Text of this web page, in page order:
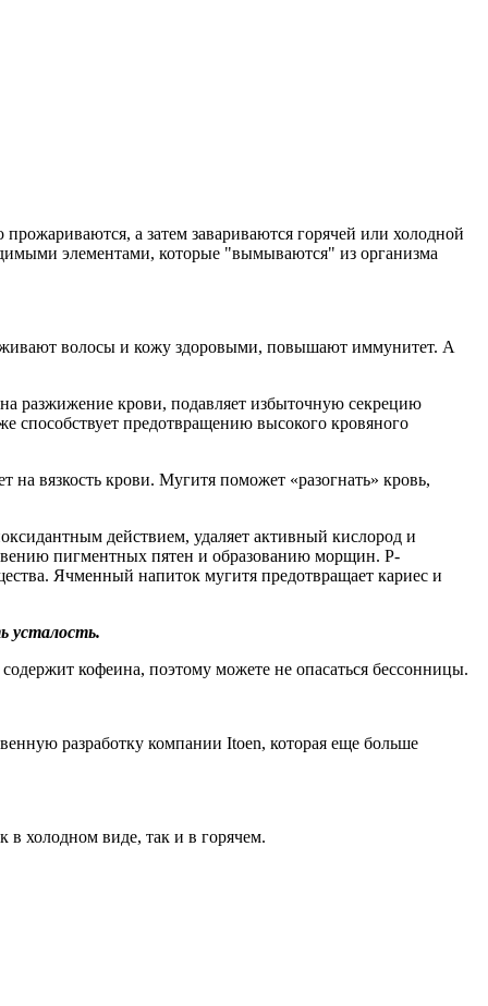
а затем завариваются горячей или холодной
элементами, которые "вымываются" из организма
волосы и кожу здоровыми, повышают иммунитет. А
разжижение крови, подавляет избыточную секрецию
способствует предотвращению высокого кровяного
вязкость крови. Мугитя поможет «разогнать» кровь,
действием, удаляет активный кислород и
пигментных пятен и образованию морщин. Р-
Ячменный напиток мугитя предотвращает кариес и
усталость.
кофеина, поэтому можете не опасаться бессонницы.
разработку компании Itoen, которая еще больше
холодном виде, так и в горячем.